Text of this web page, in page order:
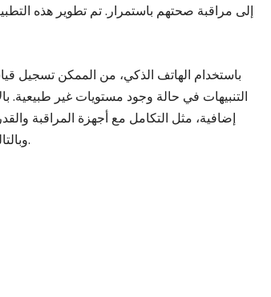
إلى مراقبة صحتهم باستمرار. تم تطوير هذه
باستخدام الهاتف الذكي، من الممكن تسجيل
التنبيهات في حالة وجود مستويات غير طبيعية.
إضافية، مثل التكامل مع أجهزة المراقبة
وبالتالي، يصبح التحكم في الجلوكوز أكثر سهولة ودقة للجميع.